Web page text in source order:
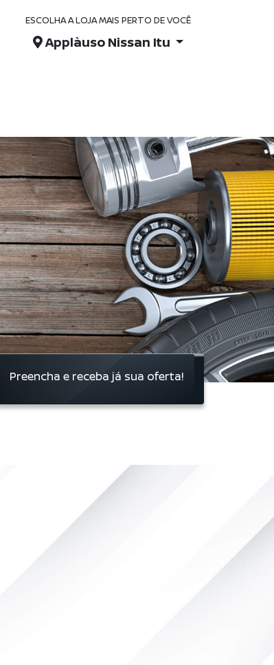
ESCOLHA A LOJA MAIS PERTO DE VOCÊ
Applàuso Nissan Itu
Preencha e receba já sua oferta!